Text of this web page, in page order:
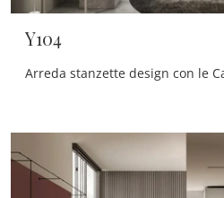
Y104